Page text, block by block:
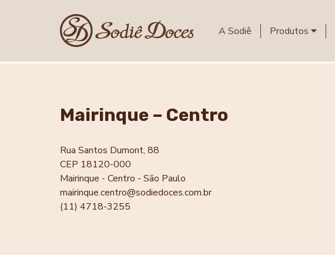
A Sodiê Produtos
Mairinque – Centro
Rua Santos Dumont, 88
CEP 18120-000
Mairinque - Centro - São Paulo
mairinque.centro@sodiedoces.com.br
(11) 4718-3255